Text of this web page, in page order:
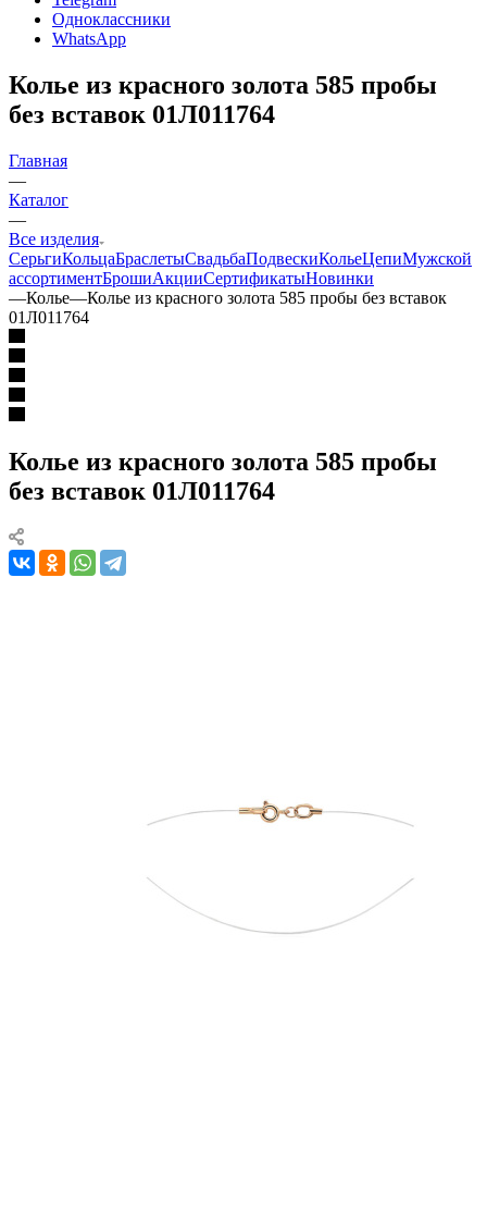
Одноклассники
WhatsApp
Колье из красного золота 585 пробы
без вставок 01Л011764
Главная
—
Каталог
—
Все изделия
СерьгиКольцаБраслетыСвадьбаПодвескиКольеЦепиМужской
ассортиментБрошиАкцииСертификатыНовинки
—Колье—Колье из красного золота 585 пробы без вставок
01Л011764
Колье из красного золота 585 пробы
без вставок 01Л011764